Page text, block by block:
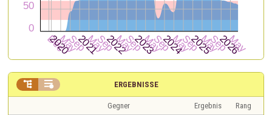
ERGEBNISSE
 
Gegner Ergebnis
Rang